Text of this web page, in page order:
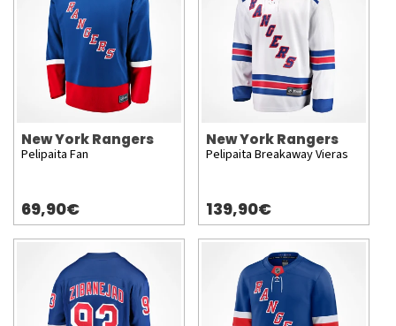
New York Rangers
Pelipaita Fan
69,90€
New York Rangers
Pelipaita Breakaway Vieras
139,90€